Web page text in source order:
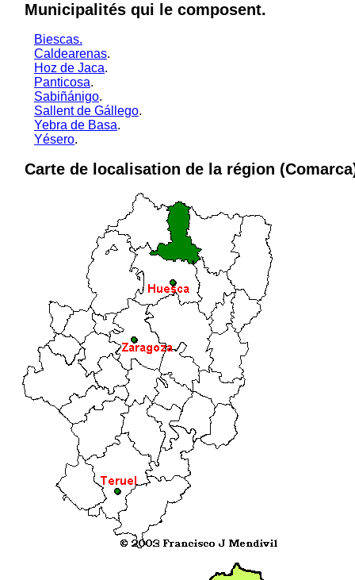
Municipalités qui le composent.
Biescas.
Caldearenas.
Hoz de Jaca.
Panticosa.
Sabiñánigo.
Sallent de Gállego.
Yebra de Basa.
Yésero.
Carte de localisation de la région